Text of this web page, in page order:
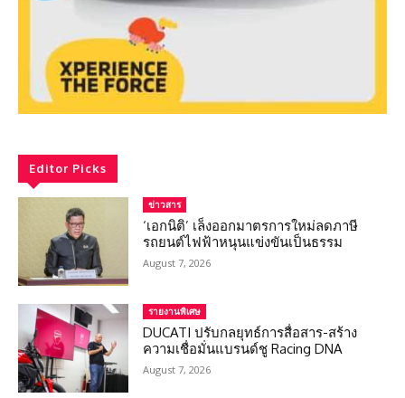
Editor Picks
ข่าวสาร
‘เอกนิติ’ เล็งออกมาตรการใหม่ลดภาษี
รถยนต์ไฟฟ้าหนุนแข่งขันเป็นธรรม
August 7, 2026
รายงานพิเศษ
DUCATI ปรับกลยุทธ์การสื่อสาร-สร้าง
ความเชื่อมั่นแบรนด์ชู Racing DNA
August 7, 2026